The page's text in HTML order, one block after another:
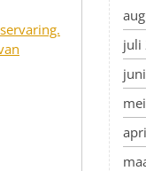
juli